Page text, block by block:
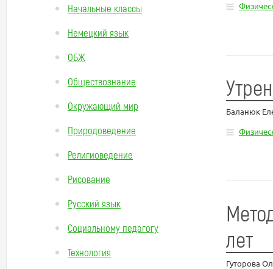
Начальные классы
Немецкий язык
ОБЖ
Обществознание
Окружающий мир
Природоведение
Религиоведение
Рисование
Русский язык
Социальному педагогу
Технология
Баланюк
лет
Гуторова